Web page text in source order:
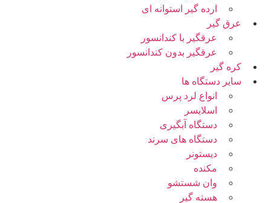
ارده گیر استوانه ای
عرق گیر
عرقگیر با کندانسور
عرقگیر بدون کندانسور
کره گیر
سایر دستگاه ها
انواع لرد پرس
اسلایسر
دستگاه آبگیری
دستگاه های سرند
دیستونر
مکنده
وان شستشو
هسته گیر